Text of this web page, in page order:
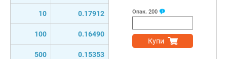
10 0.17912
100 0.16490
500 0.15353
Опак. 200
Купи